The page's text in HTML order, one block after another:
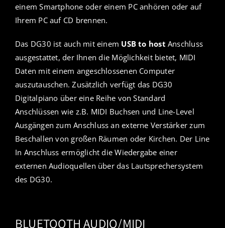
einem Smartphone oder einem PC anhören oder auf
Ihrem PC auf CD brennen.
Das DG30 ist auch mit einem USB to host Anschluss
ausgestattet, der Ihnen die Möglichkeit bietet, MIDI
Daten mit einem angeschlossenen Computer
auszutauschen. Zusätzlich verfügt das DG30
Digitalpiano über eine Reihe von Standard
Anschlüssen wie z.B. MIDI Buchsen und Line-Level
Ausgängen zum Anschluss an externe Verstärker zum
Beschallen von großen Räumen oder Kirchen. Der Line
In Anschluss ermöglicht die Wiedergabe einer
externen Audioquellen über das Lautsprechersystem
des DG30.
BLUETOOTH AUDIO/MIDI